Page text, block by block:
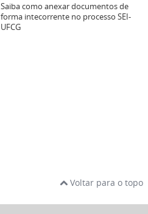
Saiba como anexar documentos de
forma intecorrente no processo SEI-
UFCG
Voltar para o topo